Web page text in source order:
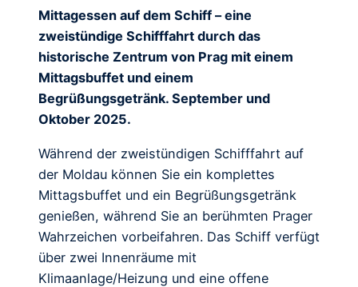
Mittagessen auf dem Schiff – eine
zweistündige Schifffahrt durch das
historische Zentrum von Prag mit einem
Mittagsbuffet und einem
Begrüßungsgetränk. September und
Oktober 2025.
Während der zweistündigen Schifffahrt auf
der Moldau können Sie ein komplettes
Mittagsbuffet und ein Begrüßungsgetränk
genießen, während Sie an berühmten Prager
Wahrzeichen vorbeifahren. Das Schiff verfügt
über zwei Innenräume mit
Klimaanlage/Heizung und eine offene